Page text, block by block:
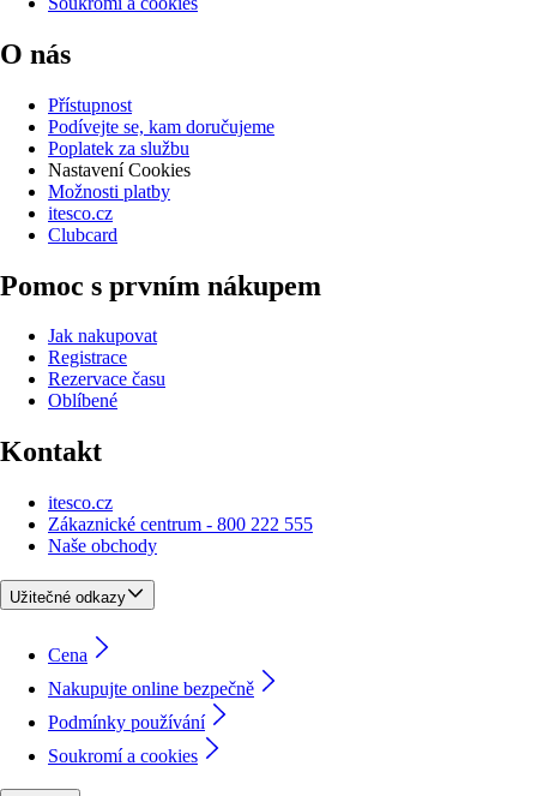
O nás
Přístupnost
Podívejte se, kam doručujeme
Poplatek za službu
Nastavení Cookies
Možnosti platby
itesco.cz
Clubcard
Pomoc s prvním nákupem
Jak nakupovat
Registrace
Rezervace času
Oblíbené
Kontakt
itesco.cz
Zákaznické centrum - 800 222 555
Naše obchody
Užitečné odkazy
Cena
Nakupujte online bezpečně
Podmínky používání
Soukromí a cookies